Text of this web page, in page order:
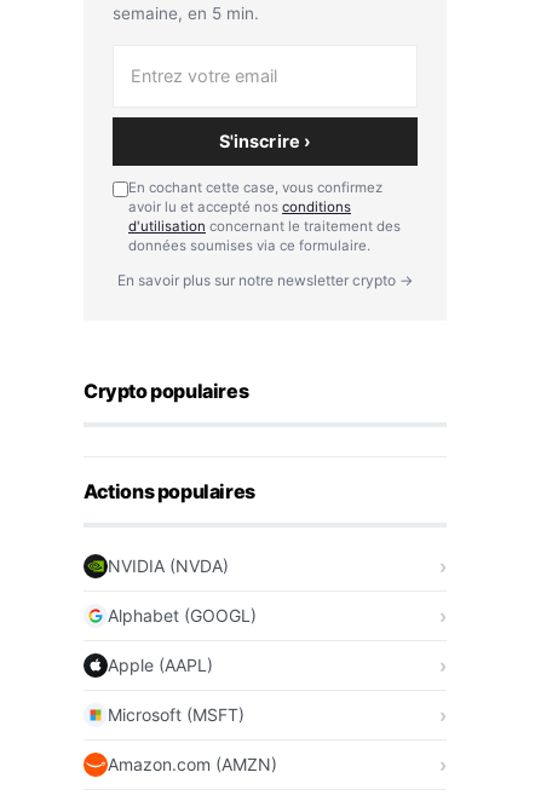
semaine, en 5 min.
S'inscrire ›
En cochant cette case, vous confirmez
avoir lu et accepté nos conditions
d'utilisation concernant le traitement des
données soumises via ce formulaire.
En savoir plus sur notre newsletter crypto →
Crypto populaires
Actions populaires
NVIDIA (NVDA)
Alphabet (GOOGL)
Apple (AAPL)
Microsoft (MSFT)
Amazon.com (AMZN)